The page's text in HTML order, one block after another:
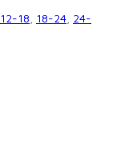
12-18 18-24 24-